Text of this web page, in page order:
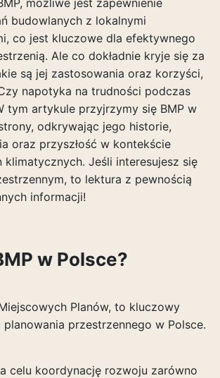
możliwe jest zapewnienie
budowlanych z lokalnymi
co jest kluczowe dla efektywnego
Ale co dokładnie kryje się za
są jej zastosowania oraz korzyści,
napotyka na trudności podczas
tym artykule przyjrzymy się BMP w
odkrywając jego historie,
oraz przyszłość w kontekście
klimatycznych. Jeśli interesujesz się
to lektura z pewnością
informacji!
w Polsce?
Planów, to kluczowy
planowania przestrzennego w Polsce.
celu koordynację rozwoju zarówno